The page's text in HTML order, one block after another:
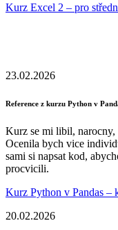
Kurz Excel 2 – pro
23.02.2026
Reference z kurzu Python v
Kurz se mi libil, narocny,
Ocenila bych vice
sami si napsat kod,
procvicili.
Kurz Python v Pandas –
20.02.2026